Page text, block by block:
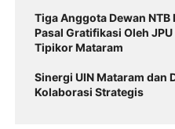
Tiga Anggota Dewan
Pasal Gratifikasi Oleh
Tipikor Mataram
Sinergi UIN Mataram dan
Kolaborasi Strategis